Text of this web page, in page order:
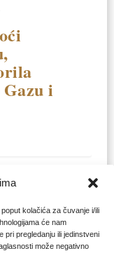
kolačića za čuvanje i/ili
će nam
pri pregledanju ili jedinstveni
može negativno
i